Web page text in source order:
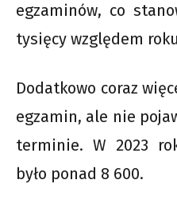
egzaminów, co
tysięcy względem
Dodatkowo coraz
egzamin, ale nie
terminie. W 2023
było ponad 8 600.